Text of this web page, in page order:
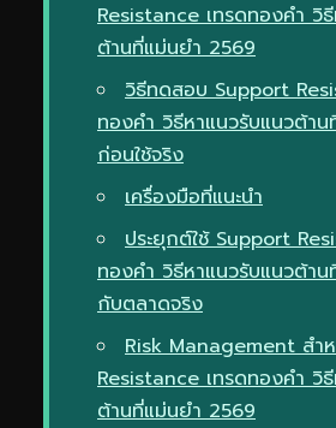
Resistance เทรดทองคำ วิ
ต้านที่แม่นยำ 2569
วิธีทดสอบ Support
ทองคำ วิธีหาแนวรับแนวต้า
ก่อนใช้จริง
เครื่องมือที่แนะนำ
ประยุกต์ใช้ Support
ทองคำ วิธีหาแนวรับแนวต้า
กับตลาดจริง
Risk Management สำ
Resistance เทรดทองคำ วิ
ต้านที่แม่นยำ 2569